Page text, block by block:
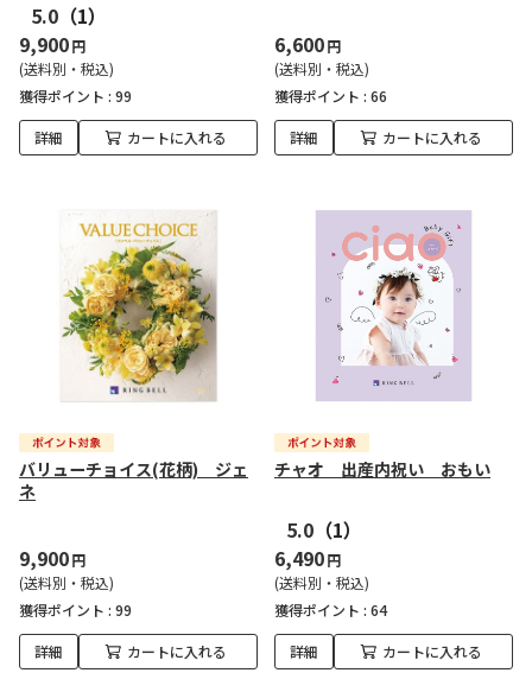
5.0 （1）
9,900円
(送料別・税込)
獲得ポイント : 99
詳細 カートに入れる
6,600円
(送料別・税込)
獲得ポイント : 66
詳細 カートに入れる
バリューチョイス(花柄) ジェ
ネ
9,900円
(送料別・税込)
獲得ポイント : 99
詳細 カートに入れる
チャオ 出産内祝い おもい
5.0 （1）
6,490円
(送料別・税込)
獲得ポイント : 64
詳細 カートに入れる